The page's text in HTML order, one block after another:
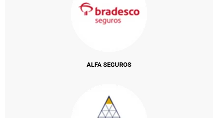
ALFA SEGUROS